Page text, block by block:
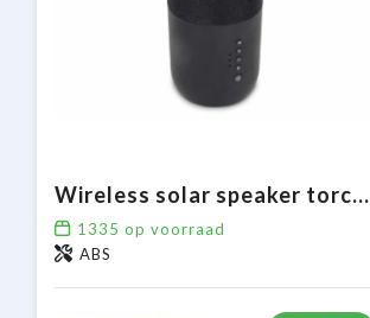
Wireless solar speaker torch 2x5W IPX6
1335 op voorraad
ABS